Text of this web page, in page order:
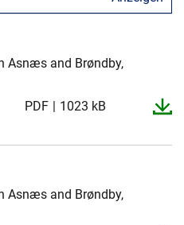
Asnæs and Brøndby,
PDF 1023 kB
Asnæs and Brøndby,